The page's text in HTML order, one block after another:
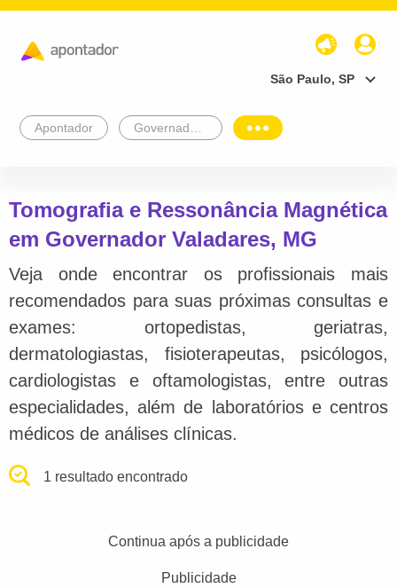
São Paulo, SP
Apontador
Tomografia e Ressonância Magnética
em Governador Valadares, MG
Veja onde encontrar os profissionais mais
recomendados para suas próximas consultas e
exames: ortopedistas, geriatras,
dermatologiastas, fisioterapeutas, psicólogos,
cardiologistas e oftamologistas, entre outras
especialidades, além de laboratórios e centros
médicos de análises clínicas.
1 resultado encontrado
Continua após a publicidade
Publicidade